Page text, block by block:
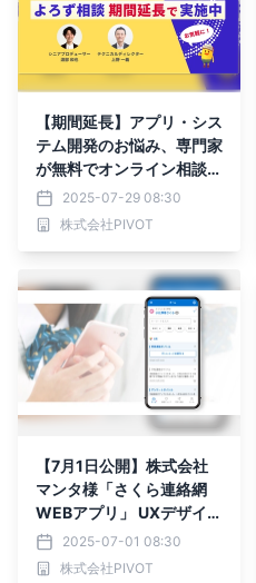
【期間延長】アプリ・シス
テム開発のお悩み、専門家
が無料でオンライン相談対
応！2025-07-29 08:30
株式会社PIVOT
【7月1日公開】株式会社
マンタ様「さくら連絡網
WEBアプリ」 UXデザイ
ン・UIデザイン改善事例
2025-07-01 08:30
株式会社PIVOT